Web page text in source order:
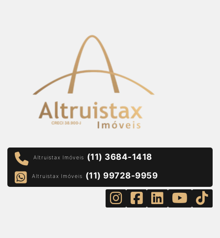
Altruistax Imóveis (11) 3684-1418
Altruistax Imóveis (11) 99728-9959